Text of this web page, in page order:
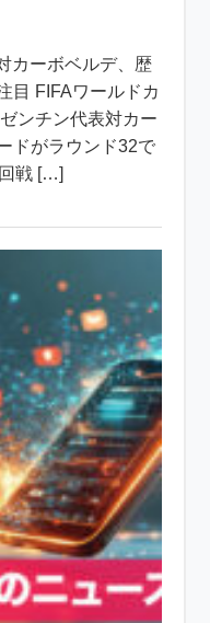
カーボベルデ、歴
目 FIFAワールドカ
ンチン代表対カー
ドがラウンド32で
戦 […]